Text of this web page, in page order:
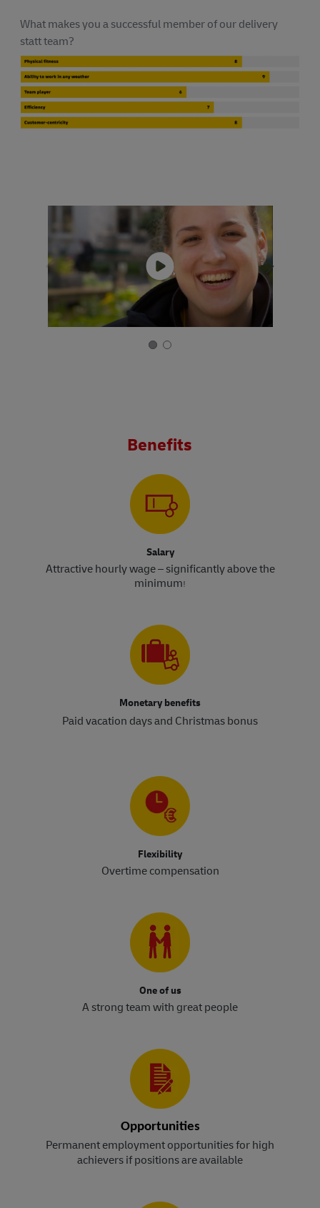
What makes you a successful member of our delivery
statt team?
Benefits
Salary
Attractive hourly wage – significantly above the
minimum!​​​​​​​
Monetary benefits
Paid vacation days and Christmas bonus
Flexibility
Overtime compensation
One of us
A strong team with great people
Opportunities
Permanent employment opportunities for high
achievers if positions are available